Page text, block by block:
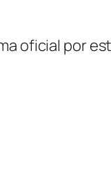
oficial por